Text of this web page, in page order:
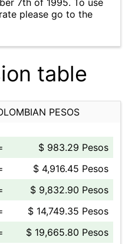
7th of 1995. To use
please go to the
table
PESOS
$ 983.29 Pesos
$ 4,916.45 Pesos
$ 9,832.90 Pesos
$ 14,749.35 Pesos
$ 19,665.80 Pesos